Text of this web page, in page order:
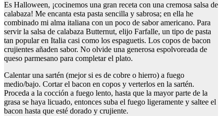
Es Halloween, ¡cocinemos una gran receta con una cremosa salsa de
calabaza! Me encanta esta pasta sencilla y sabrosa; en ella he
combinado mi alma italiana con un poco de sabor americano. Para
servir la salsa de calabaza Butternut, elijo Farfalle, un tipo de pasta
tan popular en Italia casi como los espaguetis. Los copos de bacon
crujientes añaden sabor. No olvide una generosa espolvoreada de
queso parmesano para completar el plato.
Calentar una sartén (mejor si es de cobre o hierro) a fuego
medio/bajo. Cortar el bacon en copos y verterlos en la sartén.
Proceda a la cocción a fuego lento, hasta que la mayor parte de la
grasa se haya licuado, entonces suba el fuego ligeramente y saltee el
bacon hasta que esté dorado y crujiente.